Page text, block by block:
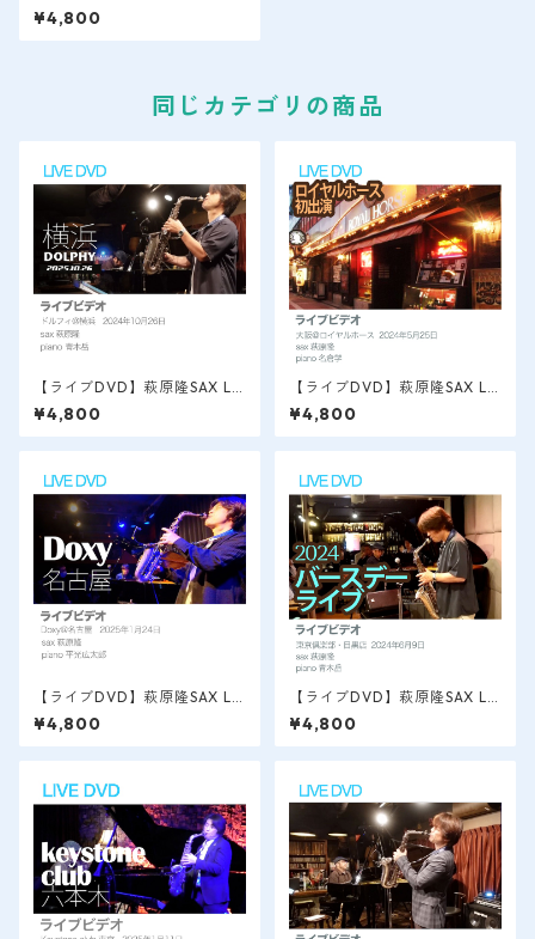
VE VIDEO / 博多 2023.12 初
ソロライブ/アンプラグド
¥4,800
同じカテゴリの商品
【ライブDVD】萩原隆SAX LI
VE VIDEO / 横浜＠Dolphy 2
024.10.26.
¥4,800
【ライブDVD】萩原隆SAX LI
VE VIDEO / 大阪＠ロイヤルホ
ース 2024.5
¥4,800
【ライブDVD】萩原隆SAX LI
VE VIDEO / 名古屋＠doxy 20
25.1.25
¥4,800
【ライブDVD】萩原隆SAX LI
VE VIDEO / 目黒/バースデー
ライブ 2024.6
¥4,800